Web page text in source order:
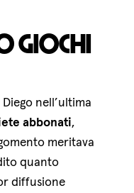
giochi
nell’ultima
abbonati,
meritava
quanto
diffusione